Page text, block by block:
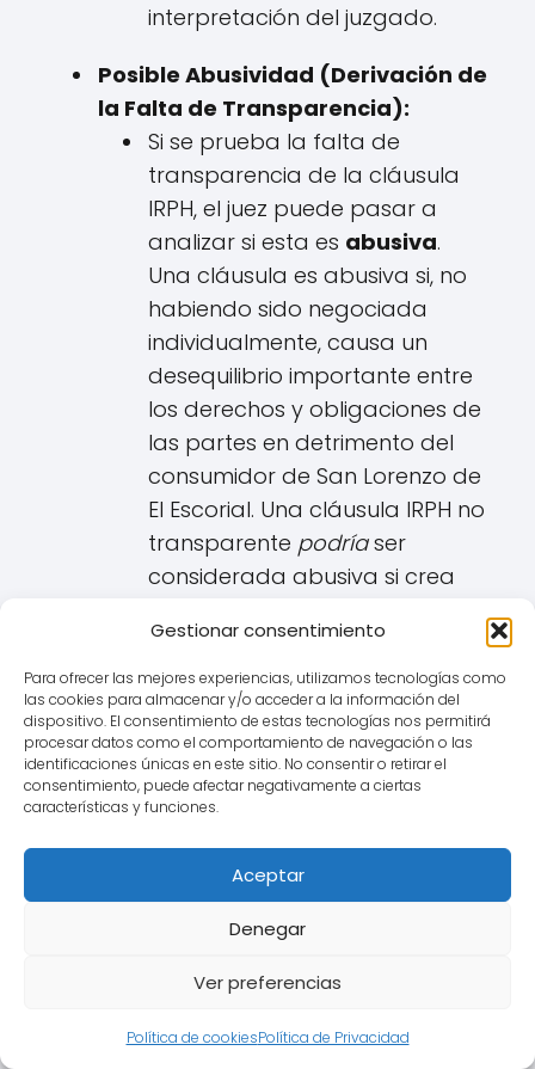
Gestionar consentimiento
Para ofrecer las mejores experiencias, utilizamos tecnologías como
las cookies para almacenar y/o acceder a la información del
dispositivo. El consentimiento de estas tecnologías nos permitirá
procesar datos como el comportamiento de navegación o las
identificaciones únicas en este sitio. No consentir o retirar el
consentimiento, puede afectar negativamente a ciertas
características y funciones.
Aceptar
Denegar
Ver preferencias
Política de cookiesPolítica de Privacidad
interpretación del juzgado.
Posible Abusividad (Derivación de
la Falta de Transparencia):
Si se prueba la falta de
transparencia de la cláusula
IRPH, el juez puede pasar a
analizar si esta es abusiva.
Una cláusula es abusiva si, no
habiendo sido negociada
individualmente, causa un
desequilibrio importante entre
los derechos y obligaciones de
las partes en detrimento del
consumidor de San Lorenzo de
El Escorial. Una cláusula IRPH no
transparente podríaser
considerada abusiva si crea
Consecuencias si la Cláusula
IRPH es Declarada Nula para
un vecino de San Lorenzo de
El Escorial:
Si un tribunal determina que la
cláusula IRPH es nula por falta de
transparencia (quizás también
La cláusula seelimina del
hipotecario.